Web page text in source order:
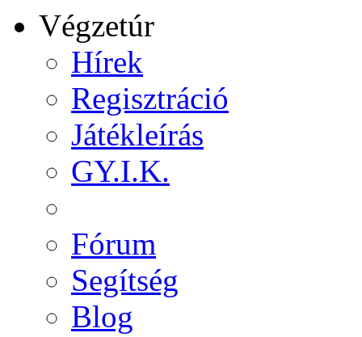
Végzetúr
Hírek
Regisztráció
Játékleírás
GY.I.K.
Fórum
Segítség
Blog